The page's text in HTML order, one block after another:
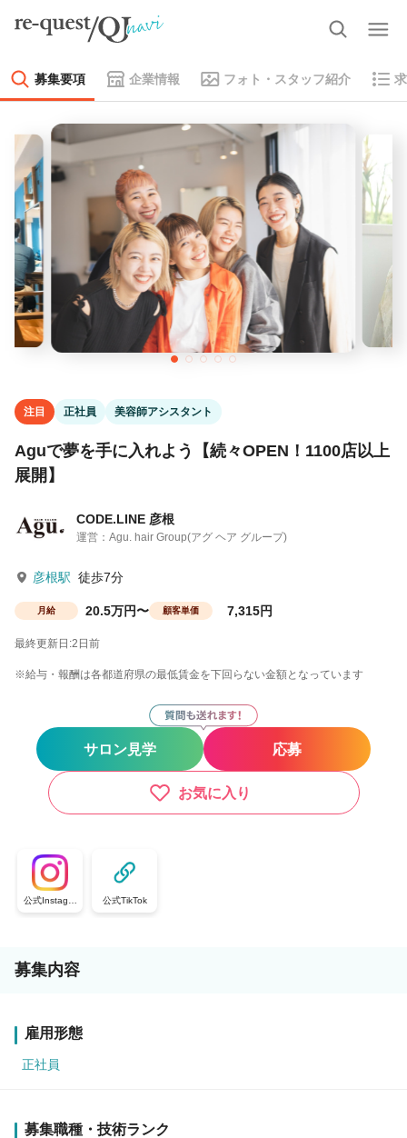
募集要項 企業情報 フォト・スタッフ紹介
注目 正社員 美容師アシスタント
Aguで夢を手に入れよう【続々OPEN！1100店以上
展開】
CODE.LINE 彦根
運営：Agu. hair Group(アグ ヘア グループ)
彦根駅 徒歩7分
月給 20.5万円〜 顧客単価 7,315円
最終更新日:2日前
※給与・報酬は各都道府県の最低賃金を下回らない金額となっています
サロン見学 応募
お気に入り
公式Instagra
m
公式TikTok
募集内容
雇用形態
正社員
募集職種・技術ランク